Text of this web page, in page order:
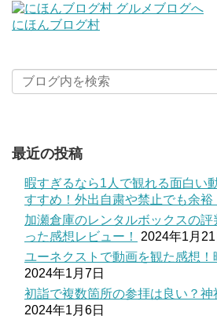
にほんブログ村
最近の投稿
暇すぎるなら1人で観れる面白い
すすめ！外出自粛や禁止でも余裕
加瀬倉庫のレンタルボックスの
った感想レビュー！
2024年1月21
ユーネクストで動画を観た感想！
2024年1月7日
初詣で複数箇所の参拝は良い？神
2024年1月6日